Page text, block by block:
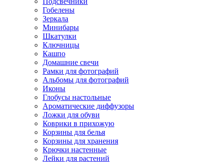
Гобелены
Зеркала
Минибары
Шкатулки
Ключницы
Кашпо
Домашние свечи
Рамки для фотографий
Альбомы для фотографий
Иконы
Глобусы настольные
Ароматические диффузоры
Ложки для обуви
Коврики в прихожую
Корзины для белья
Корзины для хранения
Крючки настенные
Лейки для растений